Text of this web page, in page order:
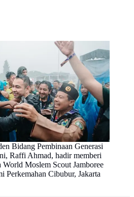
Bidang Pembinaan Generasi
Raffi Ahmad, hadir memberi
World Moslem Scout Jamboree
Perkemahan Cibubur, Jakarta